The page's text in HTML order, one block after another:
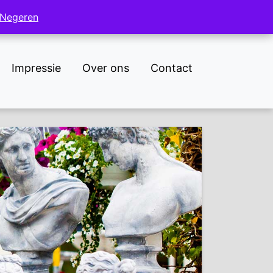
Impressie Over ons Contact
Negeren
Negeren